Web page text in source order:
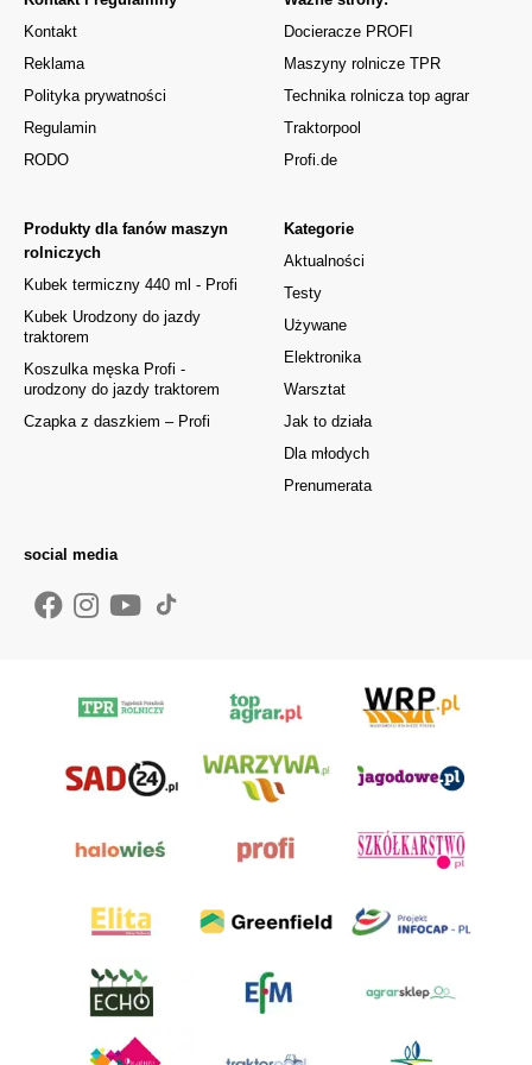
Kontakt
Reklama
Polityka prywatności
Regulamin
RODO
Kategorie
Aktualności
Testy
Używane
Elektronika
Warsztat
Jak to działa
Dla młodych
Prenumerata
Produkty dla fanów maszyn
rolniczych
Kubek termiczny 440 ml - Profi
Kubek Urodzony do jazdy
traktorem
Koszulka męska Profi -
urodzony do jazdy traktorem
Czapka z daszkiem – Profi
Docieracze PROFI
Maszyny rolnicze TPR
Technika rolnicza top agrar
Traktorpool
Profi.de
social media